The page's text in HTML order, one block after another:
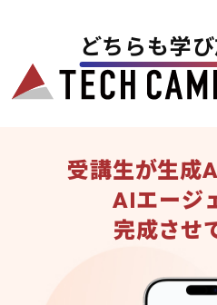
どちらも学
受講生が生成
AIエージ
完成させ